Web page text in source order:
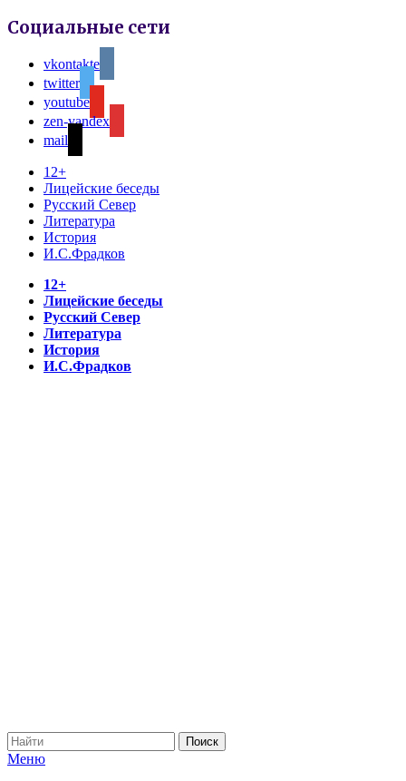
Социальные сети
vkontakte
twitter
youtube
zen-yandex
mail
12+
Лицейские беседы
Русский Север
Литература
История
И.С.Фрадков
12+
Лицейские беседы
Русский Север
Литература
История
И.С.Фрадков
Меню